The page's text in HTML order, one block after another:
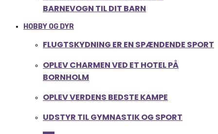
BARNEVOGN TIL DIT BARN
HOBBY OG DYR
FLUGTSKYDNING ER EN SPÆNDENDE SPORT
OPLEV CHARMEN VED ET HOTEL PÅ
BORNHOLM
OPLEV VERDENS BEDSTE KAMPE
UDSTYR TIL GYMNASTIK OG SPORT